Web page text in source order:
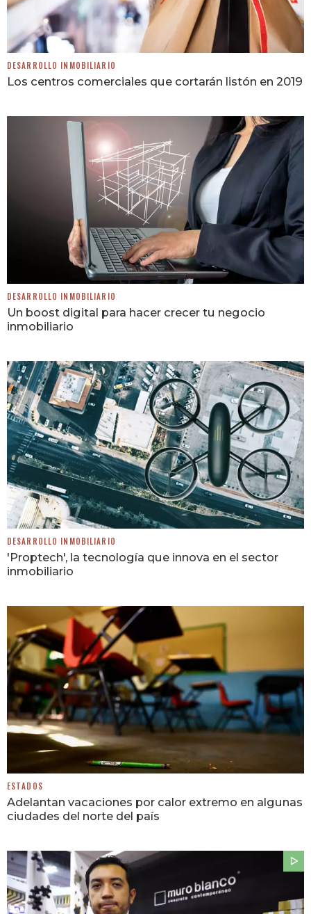
DESARROLLO INMOBILIARIO
Los centros comerciales que cortarán listón en 2019
DESARROLLO INMOBILIARIO
Un boost digital para hacer crecer tu negocio
inmobiliario
DESARROLLO INMOBILIARIO
'Proptech', la tecnología que innova en el sector
inmobiliario
ESTADOS
Adelantan vacaciones por calor extremo en algunas
ciudades del norte del país